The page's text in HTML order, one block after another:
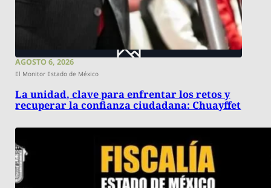
AGOSTO 6, 2026
El Monitor Estado de México
La unidad, clave para enfrentar los retos y
recuperar la confianza ciudadana: Chuayffet